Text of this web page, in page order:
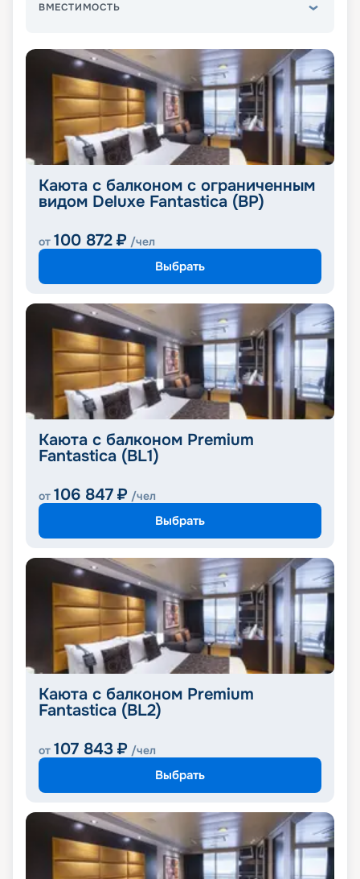
ВМЕСТИМОСТЬ
Каюта с балконом с ограниченным
видом Deluxe Fantastica (BP)
от 100 872 ₽ /чел
Выбрать
Каюта с балконом Premium
Fantastica (BL1)
от 106 847 ₽ /чел
Выбрать
Каюта с балконом Premium
Fantastica (BL2)
от 107 843 ₽ /чел
Выбрать